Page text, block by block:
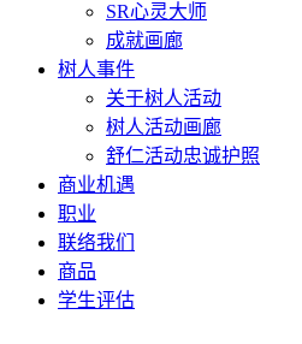
SR心灵大师
成就画廊
树人事件
关于树人活动
树人活动画廊
舒仁活动忠诚护照
商业机遇
职业
联络我们
商品
学生评估